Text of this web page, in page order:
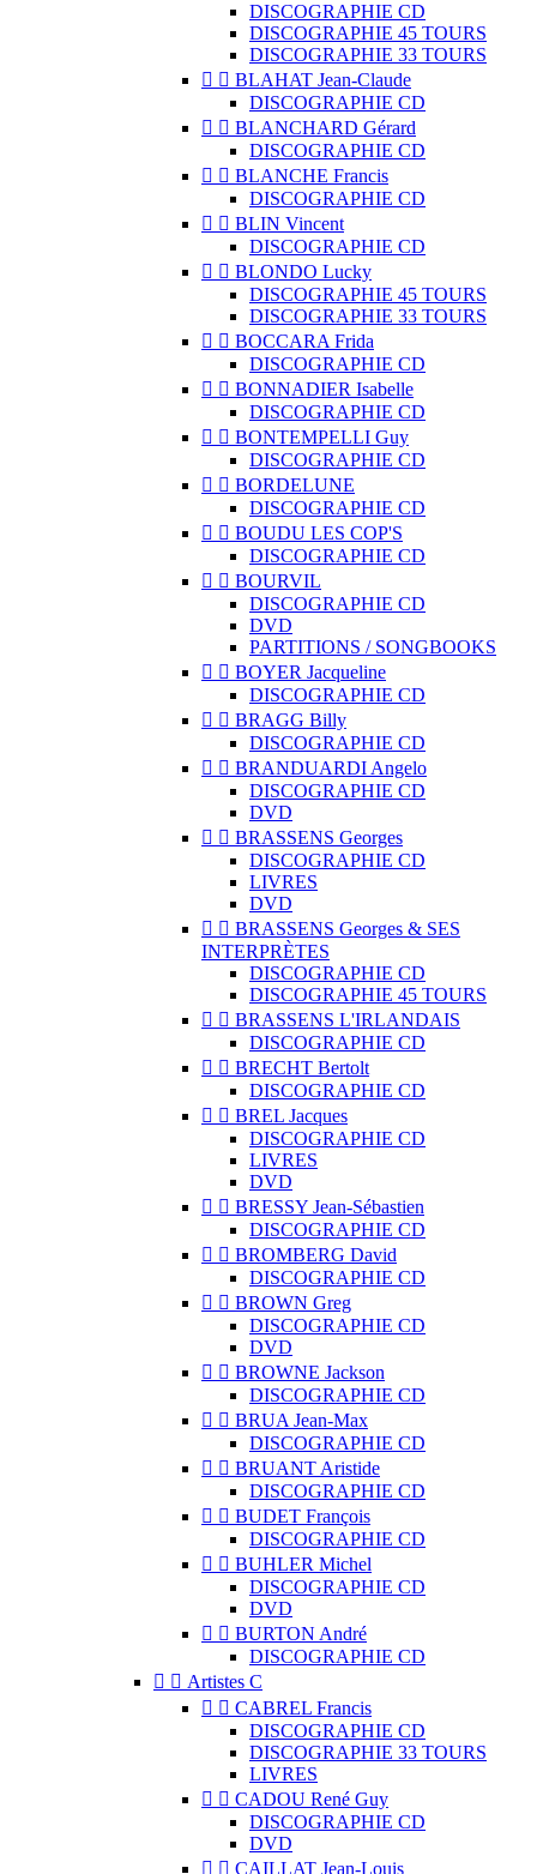
DISCOGRAPHIE CD
DISCOGRAPHIE 45 TOURS
DISCOGRAPHIE 33 TOURS
  BLAHAT Jean-Claude
DISCOGRAPHIE CD
  BLANCHARD Gérard
DISCOGRAPHIE CD
  BLANCHE Francis
DISCOGRAPHIE CD
  BLIN Vincent
DISCOGRAPHIE CD
  BLONDO Lucky
DISCOGRAPHIE 45 TOURS
DISCOGRAPHIE 33 TOURS
  BOCCARA Frida
DISCOGRAPHIE CD
  BONNADIER Isabelle
DISCOGRAPHIE CD
  BONTEMPELLI Guy
DISCOGRAPHIE CD
  BORDELUNE
DISCOGRAPHIE CD
  BOUDU LES COP'S
DISCOGRAPHIE CD
  BOURVIL
DISCOGRAPHIE CD
DVD
PARTITIONS / SONGBOOKS
  BOYER Jacqueline
DISCOGRAPHIE CD
  BRAGG Billy
DISCOGRAPHIE CD
  BRANDUARDI Angelo
DISCOGRAPHIE CD
DVD
  BRASSENS Georges
DISCOGRAPHIE CD
LIVRES
DVD
  BRASSENS Georges & SES
INTERPRÈTES
DISCOGRAPHIE CD
DISCOGRAPHIE 45 TOURS
  BRASSENS L'IRLANDAIS
DISCOGRAPHIE CD
  BRECHT Bertolt
DISCOGRAPHIE CD
  BREL Jacques
DISCOGRAPHIE CD
LIVRES
DVD
  BRESSY Jean-Sébastien
DISCOGRAPHIE CD
  BROMBERG David
DISCOGRAPHIE CD
  BROWN Greg
DISCOGRAPHIE CD
DVD
  BROWNE Jackson
DISCOGRAPHIE CD
  BRUA Jean-Max
DISCOGRAPHIE CD
  BRUANT Aristide
DISCOGRAPHIE CD
  BUDET François
DISCOGRAPHIE CD
  BUHLER Michel
DISCOGRAPHIE CD
DVD
  BURTON André
DISCOGRAPHIE CD
  Artistes C
  CABREL Francis
DISCOGRAPHIE CD
DISCOGRAPHIE 33 TOURS
LIVRES
  CADOU René Guy
DISCOGRAPHIE CD
DVD
  CAILLAT Jean-Louis